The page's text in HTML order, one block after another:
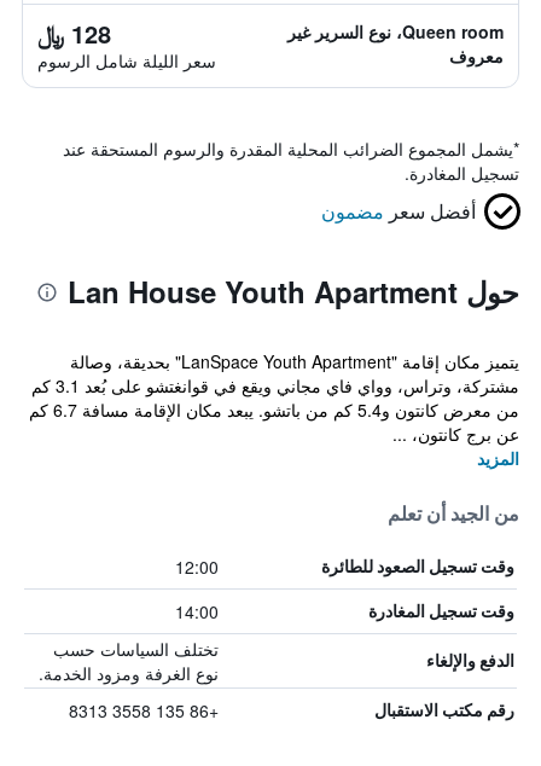
Queen room، نوع السرير غير
معروف
128 ﷼
سعر الليلة شامل الرسوم
*يشمل المجموع الضرائب المحلية المقدرة والرسوم المستحقة عند
تسجيل المغادرة.
أفضل سعر مضمون
حول Lan House Youth Apartment
يتميز مكان إقامة "LanSpace Youth Apartment" بحديقة، وصالة
مشتركة، وتراس، وواي فاي مجاني ويقع في قوانغتشو على بُعد 3.1 كم
من معرض كانتون و5.4 كم من باتشو. يبعد مكان الإقامة مسافة 6.7 كم
عن برج كانتون، ...
المزيد
من الجيد أن تعلم
وقت تسجيل الصعود للطائرة 12:00
وقت تسجيل المغادرة 14:00
الدفع والإلغاء
تختلف السياسات حسب
نوع الغرفة ومزود الخدمة.
رقم مكتب الاستقبال +86 135 3558 8313